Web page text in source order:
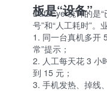
板是“设备”
DataEye 统计的是
号”和“人工耗时”。
1. 同一台真机多开
常”提示；
2. 人工每天花 3 小
到 15 元；
3. 手机发热、掉线